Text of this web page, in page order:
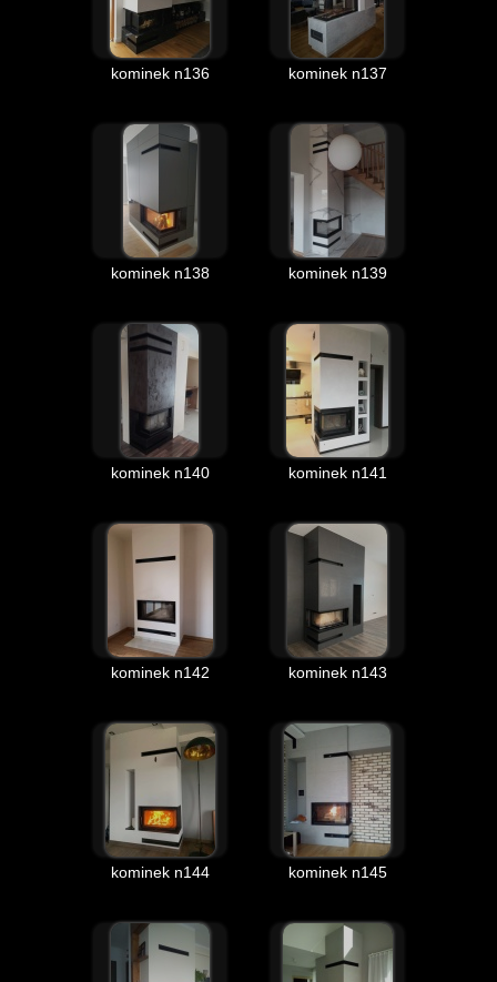
kominek n136 kominek n137
kominek n138 kominek n139
kominek n140 kominek n141
kominek n142 kominek n143
kominek n144 kominek n145